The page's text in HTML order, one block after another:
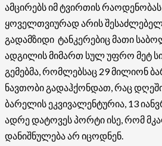
ამცირებს იმ ტვირთის
ყოველთვიურად არის
გადამზიდი ტანკერებიც მათი
ადგილის მიმართ სულ უფრო მეტ
გემებმა, რომლებსაც 29 მილიონ
ნავთობი გადაჰქონდათ, რაც
ბარელის ეკვივალენტურია, 13
ადრე დატოვეს პორტი ისე, რომ
დანიშნულება არ იცოდნენ.